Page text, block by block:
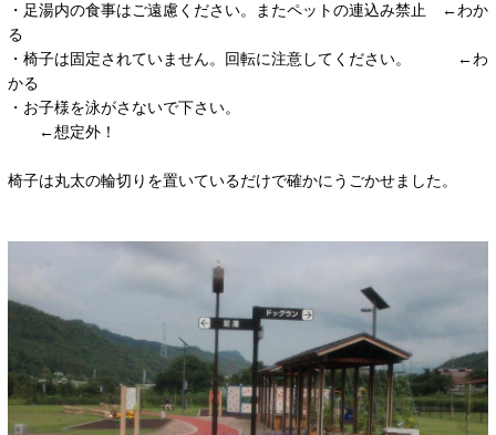
・足湯内の食事はご遠慮ください。またペットの連込み禁止 ←わか
る
・椅子は固定されていません。回転に注意してください。 ←わ
かる
・お子様を泳がさないで下さい。
←想定外！
椅子は丸太の輪切りを置いているだけで確かにうごかせました。